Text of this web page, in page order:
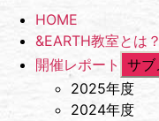
HOME
&EARTH教室とは？
開催レポート サブ
2025年度
2024年度